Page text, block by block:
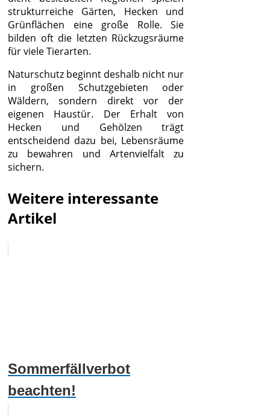
strukturreiche Gärten, Hecken und
Grünflächen eine große Rolle. Sie
bilden oft die letzten Rückzugsräume
für viele Tierarten.
Naturschutz beginnt deshalb nicht nur
in großen Schutzgebieten oder
Wäldern, sondern direkt vor der
eigenen Haustür. Der Erhalt von
Hecken und Gehölzen trägt
entscheidend dazu bei, Lebensräume
zu bewahren und Artenvielfalt zu
sichern.
Weitere interessante
Artikel
Sommerfällverbot
beachten!